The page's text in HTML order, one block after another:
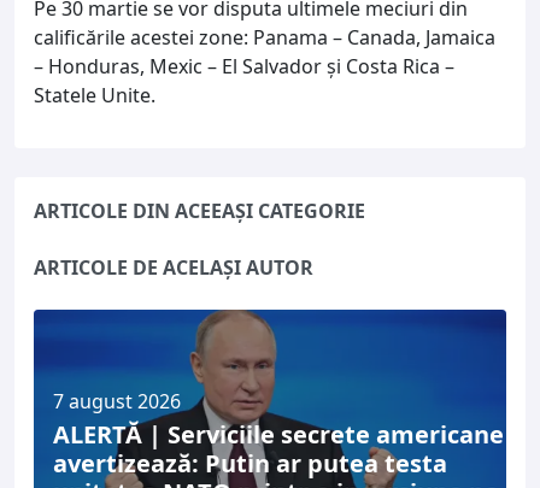
Pe 30 martie se vor disputa ultimele meciuri din
calificările acestei zone: Panama – Canada, Jamaica
– Honduras, Mexic – El Salvador şi Costa Rica –
Statele Unite.
ARTICOLE DIN ACEEAȘI CATEGORIE
ARTICOLE DE ACELAȘI AUTOR
7 august 2026
ALERTĂ | Serviciile secrete americane
avertizează: Putin ar putea testa